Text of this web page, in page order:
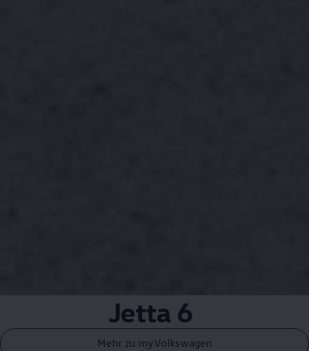
Jetta 6
Mehr zu myVolkswagen